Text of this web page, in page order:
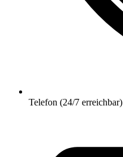
Telefon (24/7 erreichbar)